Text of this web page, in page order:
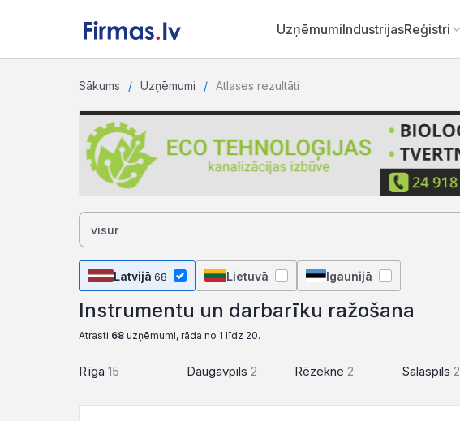
UzņēmumiIndustrijasReģistri
Sākums Uzņēmumi Atlases rezultāti
Latvijā 68 Lietuvā Igaunijā
Instrumentu un darbarīku ražošana
Atrasti 68 uzņēmumi, rāda no 1 līdz 20.
Rīga 15 Daugavpils2 Rēzekne2 Salaspils2